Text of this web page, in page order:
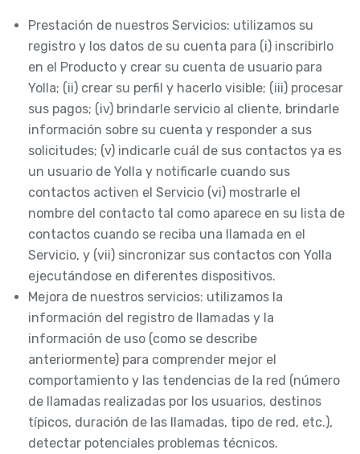
Prestación de nuestros Servicios: utilizamos su
registro y los datos de su cuenta para (i) inscribirlo
en el Producto y crear su cuenta de usuario para
Yolla; (ii) crear su perfil y hacerlo visible; (iii) procesar
sus pagos; (iv) brindarle servicio al cliente, brindarle
información sobre su cuenta y responder a sus
solicitudes; (v) indicarle cuál de sus contactos ya es
un usuario de Yolla y notificarle cuando sus
contactos activen el Servicio (vi) mostrarle el
nombre del contacto tal como aparece en su lista de
contactos cuando se reciba una llamada en el
Servicio, y (vii) sincronizar sus contactos con Yolla
ejecutándose en diferentes dispositivos.
Mejora de nuestros servicios: utilizamos la
información del registro de llamadas y la
información de uso (como se describe
anteriormente) para comprender mejor el
comportamiento y las tendencias de la red (número
de llamadas realizadas por los usuarios, destinos
típicos, duración de las llamadas, tipo de red, etc.),
detectar potenciales problemas técnicos.